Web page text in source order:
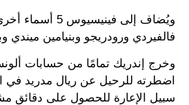
ويُضاف إلى
فالفيردي ورودريجو وبنيامين ميندي
وخرج إندريك تمامًا من حسابات
اضطرته للرحيل عن ريال مدريد في
سبيل الإعارة للحصول على دقائق